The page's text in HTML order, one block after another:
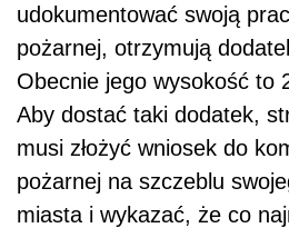
udokumentować swoją
pożarnej, otrzymują
Obecnie jego wysokość to
Aby dostać taki dodatek,
musi złożyć wniosek do
pożarnej na szczeblu
miasta i wykazać, że co